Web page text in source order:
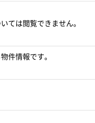
ては閲覧できません。
件情報です。